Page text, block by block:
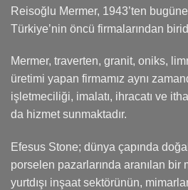
Reisoğlu Mermer, 1943’ten
Türkiye’nin öncü firmalarından
Mermer, traverten, granit, oniks,
üretimi yapan firmamız aynı
işletmeciliği, imalatı, ihracatı ve
da hizmet sunmaktadır.
Efesus Stone; dünya çapında
porselen pazarlarında aranılan bir
yurtdışı inşaat sektörünün,